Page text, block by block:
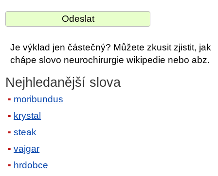
Je výklad jen částečný? Můžete zkusit zjistit, jak
chápe slovo neurochirurgie wikipedie nebo abz.
Nejhledanější slova
moribundus
krystal
steak
vajgar
hrdobce